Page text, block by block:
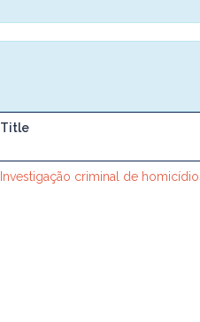
Title
Investigação criminal de